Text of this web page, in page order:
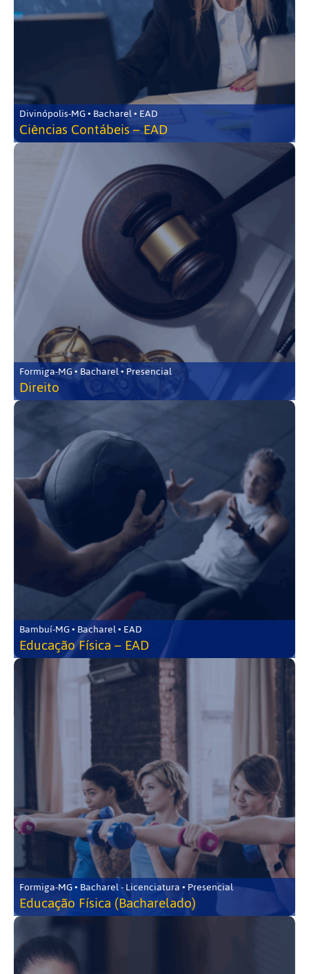
Divinópolis-MG • Bacharel • EAD
Ciências Contábeis – EAD
Formiga-MG • Bacharel • Presencial
Direito
Bambuí-MG • Bacharel • EAD
Educação Física – EAD
Formiga-MG • Bacharel - Licenciatura • Presencial
Educação Física (Bacharelado)